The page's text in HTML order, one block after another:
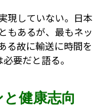
現していない。日本
もあるが、最もネッ
る故に輸送に時間を
要だと語る。
健康志向